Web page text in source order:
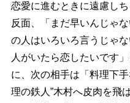
恋愛に進むときに遠慮し
反面、「まだ早いんじゃ
の人はいろいろ言うじゃ
人がいたら恋したいです
に、次の相手は「料理下
理の鉄人”木村へ皮肉を飛